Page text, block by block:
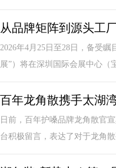
从品牌矩阵到源头工
2026年4月25日至28日，备受
展”）将在深圳国际会展中心（
百年龙角散携手太湖
日前，百年护嗓品牌龙角散官
台积极留言，表达了对于龙角